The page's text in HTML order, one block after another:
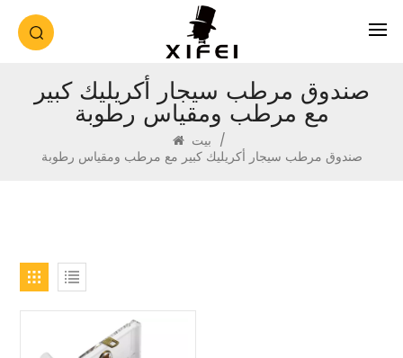
صندوق مرطب سيجار أكريليك كبير
مع مرطب ومقياس رطوبة
/
صندوق مرطب سيجار أكريليك كبير مع مرطب ومقياس رطوبة